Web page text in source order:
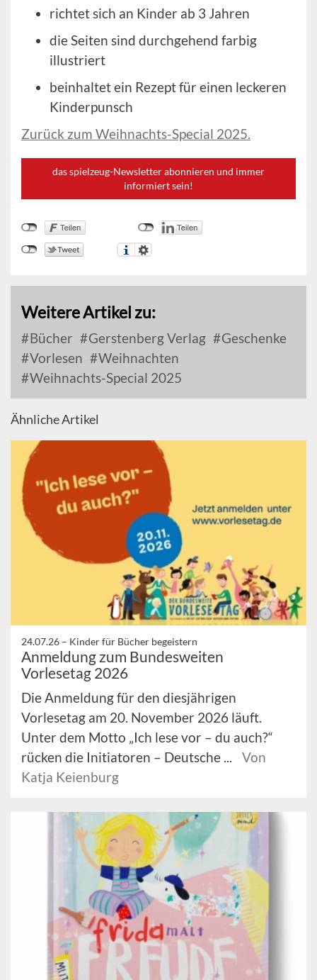
richtet sich an Kinder ab 3 Jahren
die Seiten sind durchgehend farbig
illustriert
beinhaltet ein Rezept für einen leckeren
Kinderpunsch
Zurück zum Weihnachts-Special 2025.
das spielzeug-Newsletter abonnieren und immer
informiert sein!
Weitere Artikel zu:
Bücher Gerstenberg Verlag
Geschenke
Vorlesen
Weihnachten
Weihnachts-Special 2025
Ähnliche Artikel
24.07.26 – Kinder für Bücher begeistern
Anmeldung zum Bundesweiten
Vorlesetag 2026
Die Anmeldung für den diesjährigen
Vorlesetag am 20. November 2026 läuft.
Unter dem Motto „Ich lese vor – du auch?“
rücken die Initiatoren – Deutsche ...
Von
Katja Keienburg